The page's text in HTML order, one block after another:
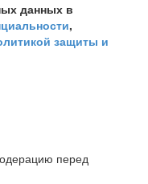
данных в
,
защиты и
перед